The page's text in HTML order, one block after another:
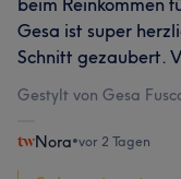
beim Reinkommen
Gesa ist super
Schnitt gezaubert.
Gestylt von Gesa
Nora•vor 2 Tagen